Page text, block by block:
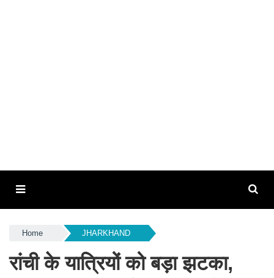
Home JHARKHAND
रांची के यात्रियों को बड़ा झटका,